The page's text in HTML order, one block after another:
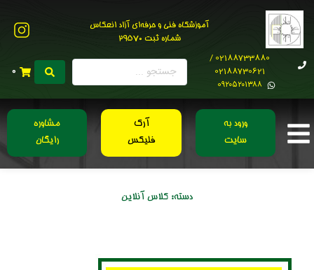
آموزشگاه فنی و حرفه‌ای آزاد انعکاس
شماره ثبت 29570
02188733880 /
02188730621
0۹۲۰۵۲۰۱۳۸۸
0
ورود به
سایت
آرک
فلیکس
مشاوره
رایگان
دسته: کلاس آنلاین